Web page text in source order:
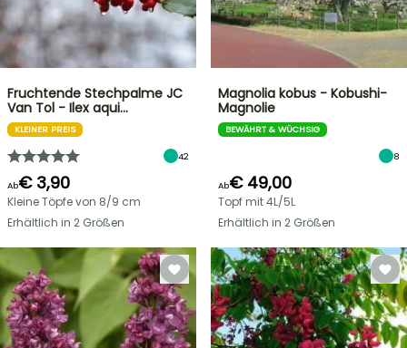
Fruchtende Stechpalme JC
Van Tol - Ilex aqui…
KLEINER PREIS
42
Ab€ 3,90
Kleine Töpfe von 8/9 cm
Erhältlich in 2 Größen
Magnolia kobus - Kobushi-
Magnolie
BEWÄHRT & WÜCHSIG
8
Ab€ 49,00
Topf mit 4L/5L
Erhältlich in 2 Größen